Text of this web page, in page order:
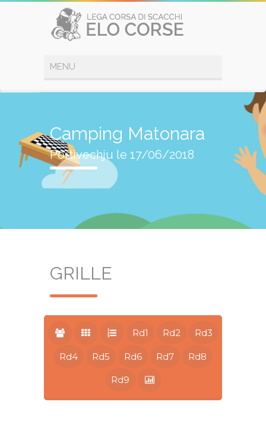
Camping Matonara
Portivechju le 17/06/2018
GRILLE
Rd1 Rd2 Rd3
Rd4 Rd5 Rd6 Rd7 Rd8
Rd9